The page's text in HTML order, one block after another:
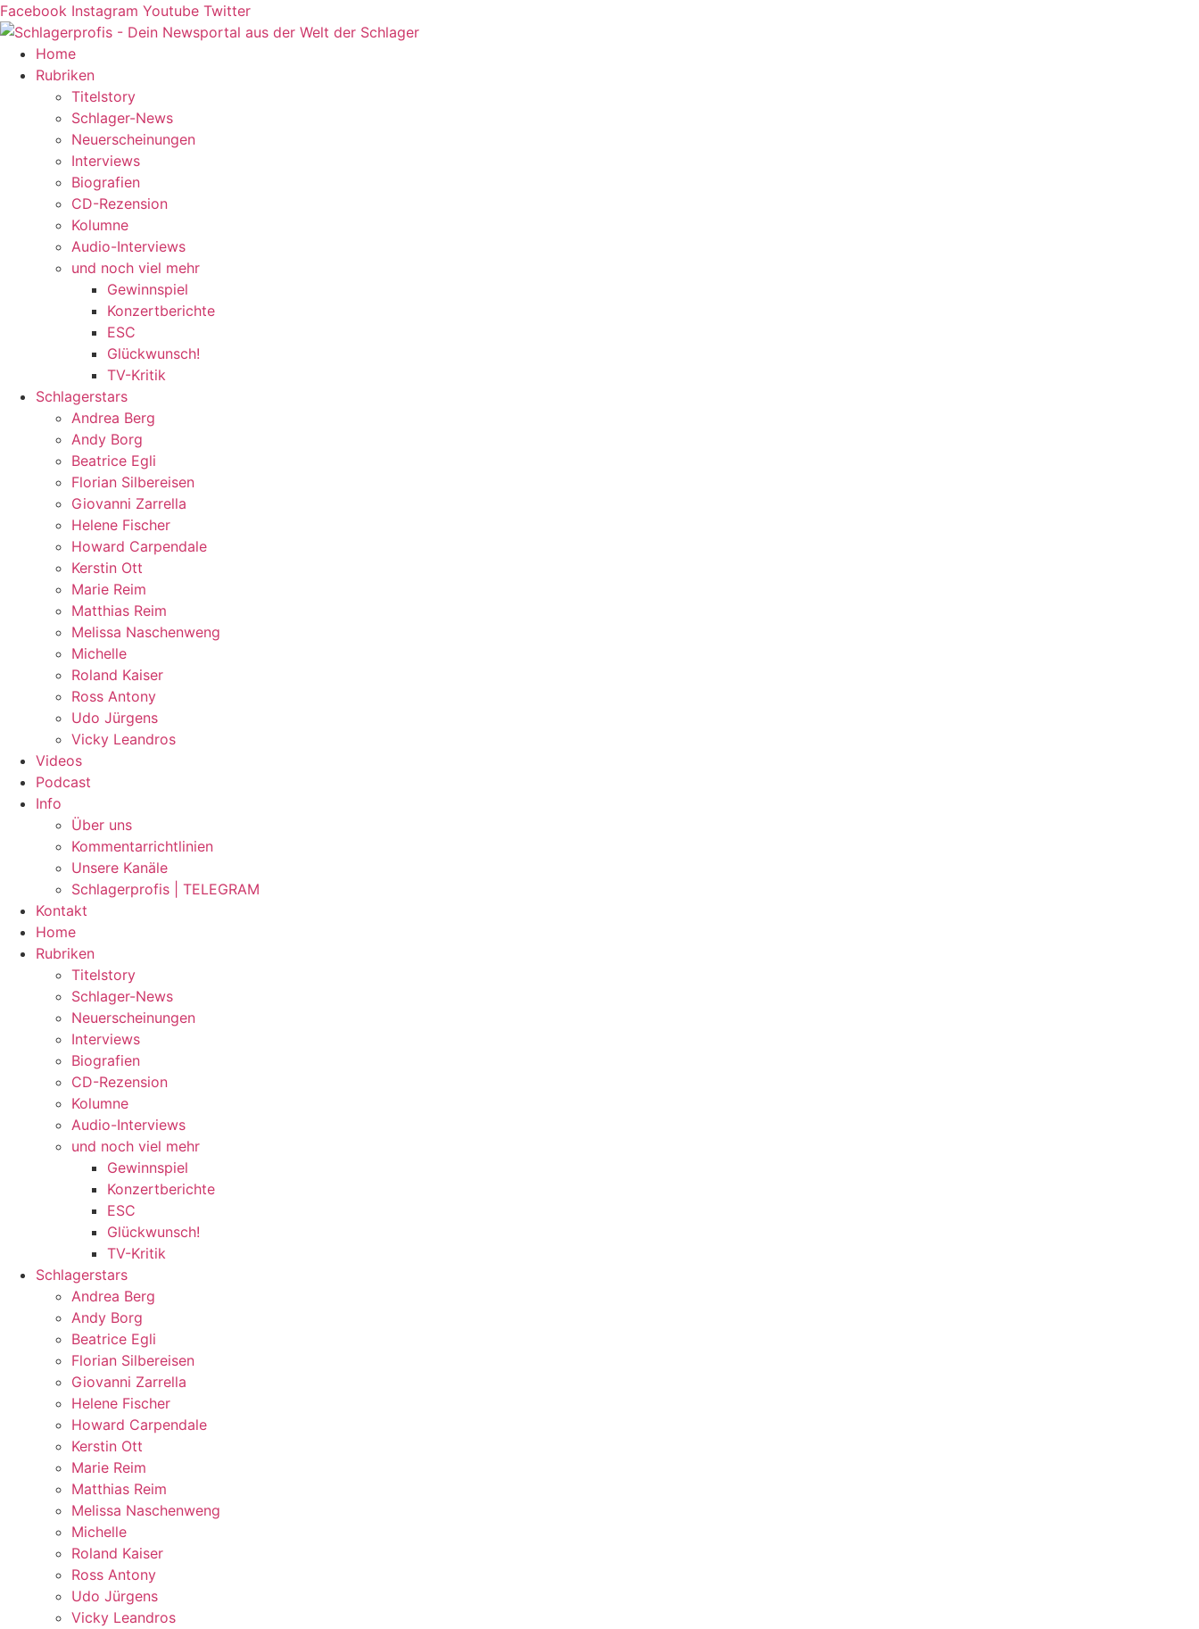
Zum
Inhalt
springen
Facebook Instagram Youtube Twitter
Home
Rubriken
Titelstory
Schlager-News
Neuerscheinungen
Interviews
Biografien
CD-Rezension
Kolumne
Audio-Interviews
und noch viel mehr
Gewinnspiel
Konzertberichte
ESC
Glückwunsch!
TV-Kritik
Schlagerstars
Andrea Berg
Andy Borg
Beatrice Egli
Florian Silbereisen
Giovanni Zarrella
Helene Fischer
Howard Carpendale
Kerstin Ott
Marie Reim
Matthias Reim
Melissa Naschenweng
Michelle
Roland Kaiser
Ross Antony
Udo Jürgens
Vicky Leandros
Videos
Podcast
Info
Über uns
Kommentarrichtlinien
Unsere Kanäle
Schlagerprofis | TELEGRAM
Kontakt
Home
Rubriken
Titelstory
Schlager-News
Neuerscheinungen
Interviews
Biografien
CD-Rezension
Kolumne
Audio-Interviews
und noch viel mehr
Gewinnspiel
Konzertberichte
ESC
Glückwunsch!
TV-Kritik
Schlagerstars
Andrea Berg
Andy Borg
Beatrice Egli
Florian Silbereisen
Giovanni Zarrella
Helene Fischer
Howard Carpendale
Kerstin Ott
Marie Reim
Matthias Reim
Melissa Naschenweng
Michelle
Roland Kaiser
Ross Antony
Udo Jürgens
Vicky Leandros